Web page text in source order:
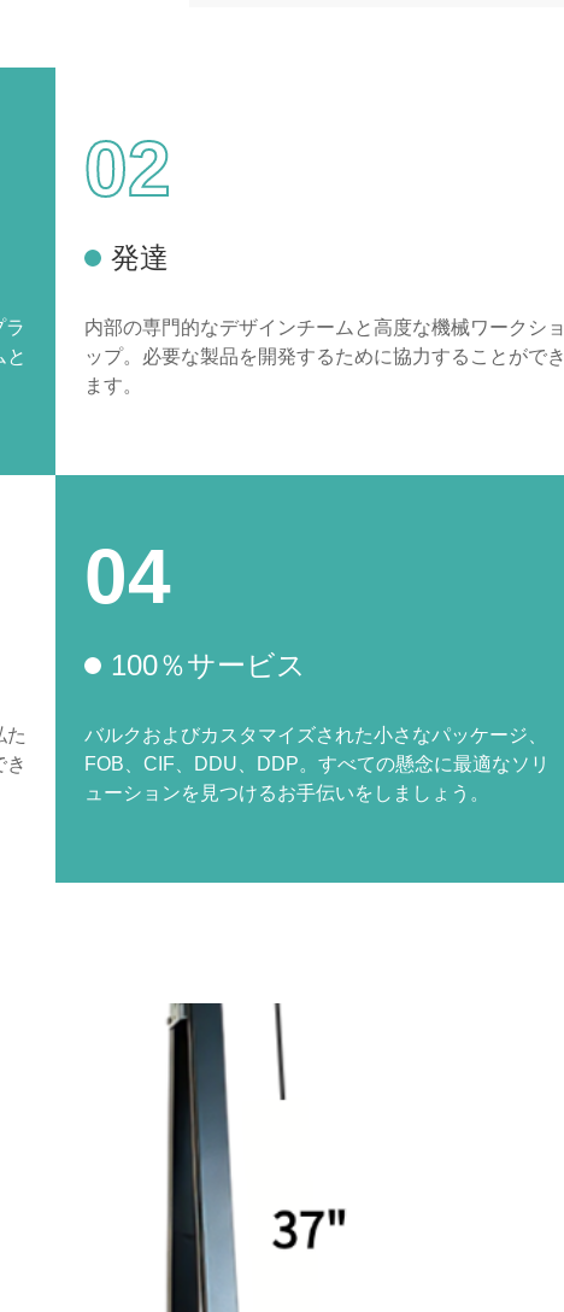
ラ
と
02
発達
内部の専門的なデザインチームと高度な機械ワークショ
ップ。必要な製品を開発するために協力することができ
ます。
た
き
04
100％サービス
バルクおよびカスタマイズされた小さなパッケージ、
FOB、CIF、DDU、DDP。すべての懸念に最適なソリ
ューションを見つけるお手伝いをしましょう。